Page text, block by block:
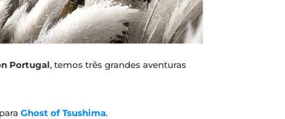
Portugal, temos três grandes aventuras
Ghost of Tsushima.